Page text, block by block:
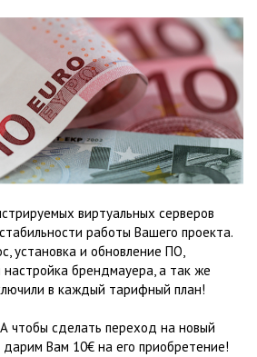
виртуальных серверов
работы Вашего проекта.
установка и обновление ПО,
брендмауера, а так же
в каждый тарифный план!
чтобы сделать переход на новый
Вам 10€ на его приобретение!